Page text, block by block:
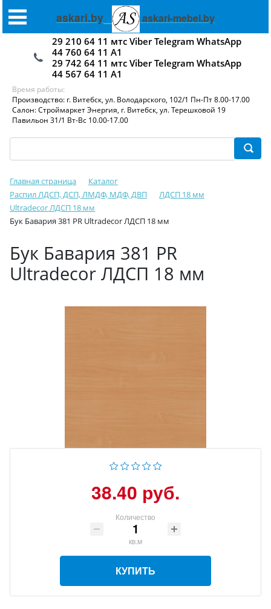
askari.by askari-mebel.by
29 210 64 11 мтс Viber Telegram WhatsApp
44 760 64 11 А1
29 742 64 11 мтс Viber Telegram WhatsApp
44 567 64 11 А1
Время работы:
Производство: г. Витебск, ул. Володарского, 102/1 Пн-Пт 8.00-17.00
Салон: Строймаркет Энергия, г. Витебск, ул. Терешковой 19
Павильон 31/1 Вт-Вс 10.00-17.00
Главная страница
Каталог
Распил ЛДСП, ДСП, ЛМДФ, МДФ, ДВП
ЛДСП 18 мм
Ultradecor ЛДСП 18 мм
Бук Бавария 381 PR Ultradecor ЛДСП 18 мм
Бук Бавария 381 PR
Ultradecor ЛДСП 18 мм
38.40 руб.
Количество
кв.м
КУПИТЬ